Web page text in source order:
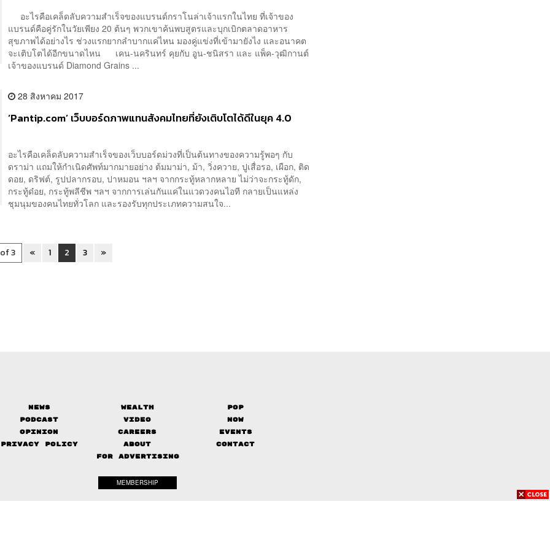
อะไรคือเคล็ดลับความสำเร็จของแบรนด์กราโนล่าเจ้าแรกในไทย ที่เจ้าของ
แบรนด์คือคู่รักในวัยเพียง 20 ต้นๆ พวกเขาค้นพบสูตรและบุกเบิกตลาดอาหาร
สุขภาพได้อย่างไร ช่วงแรกยากลำบากแค่ไหน มองคู่แข่งที่เข้ามายังไง และอนาคต
จะเติบโตได้อีกขนาดไหน เคน-นครินทร์ คุยกับ อูน-ชนิสรา และ แพ็ค-วุฒิกานต์
เจ้าของแบรนด์ Diamond Grains ...
28 สิงหาคม 2017
‘Pantip.com’ เว็บบอร์ดภาพแทนสังคมไทยที่ยังเติบโตได้ดีในยุค 4.0
อะไรคือเคล็ดลับความสำเร็จของเว็บบอร์ดม่วงที่เป็นต้นทางของความรู้พอๆ กับ
ดราม่า แถมให้กำเนิดศัพท์มากมายอย่าง ต้มมาม่า, ม้า, วิ่งควาย, ปูเสื่อรอ, เผือก, ติด
ดอย, ดริฟต์, รูปปลากรอบ, ปาหมอน ฯลฯ จากกระทู้หลากหลาย ไม่ว่าจะกระทู้ดัก,
กระทู้ด๋อย, กระทู้พลีชีพ ฯลฯ จากการเล่นกันแค่ในแวดวงคนไอที กลายเป็นแหล่ง
ชุมนุมของคนไทยทั่วโลก และรองรับทุกประเภทความสนใจ...
3 « 1 2 3 »
News Wealth
Pop
Podcast
Video
Now
Opinion
Careers
Events
Privacy Policy
About
Contact
FOR ADVERTISING
MEMBERSHIP